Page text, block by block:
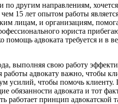
по другим направлениям,
15 лет опытом работы
лицам, и организациям,
юриста
адвоката требуется и в
выполняя свою работу
адвокату важно, чтобы
усилий, чтобы помочь клиенту.
адвоката и тот
работает принцип адвокатской